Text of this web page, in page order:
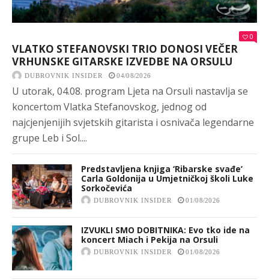
0
VLATKO STEFANOVSKI TRIO DONOSI VEČER
VRHUNSKE GITARSKE IZVEDBE NA ORSULU
DUBROVNIK INSIDER 04/08/2026
U utorak, 04.08. program Ljeta na Orsuli nastavlja se
koncertom Vlatka Stefanovskog, jednog od
najcjenjenijih svjetskih gitarista i osnivača legendarne
grupe Leb i Sol....
Predstavljena knjiga ‘Ribarske svađe’
Carla Goldonija u Umjetničkoj školi Luke
Sorkočevića
DUBROVNIK INSIDER 01/08/2026
IZVUKLI SMO DOBITNIKA: Evo tko ide na
koncert Miach i Pekija na Orsuli
DUBROVNIK INSIDER 01/08/2026